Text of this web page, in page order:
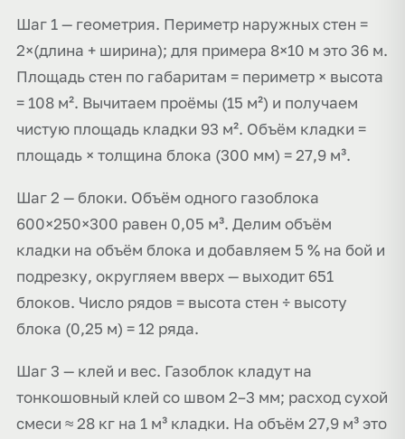
Шаг 1 — геометрия. Периметр наружных стен =
2×(длина + ширина); для примера 8×10 м это 36 м.
Площадь стен по габаритам = периметр × высота
= 108 м². Вычитаем проёмы (15 м²) и получаем
чистую площадь кладки 93 м². Объём кладки =
площадь × толщина блока (300 мм) = 27,9 м³.
Шаг 2 — блоки. Объём одного газоблока
600×250×300 равен 0,05 м³. Делим объём
кладки на объём блока и добавляем 5 % на бой и
подрезку, округляем вверх — выходит 651
блоков. Число рядов = высота стен ÷ высоту
блока (0,25 м) = 12 ряда.
Шаг 3 — клей и вес. Газоблок кладут на
тонкошовный клей со швом 2–3 мм; расход сухой
смеси ≈ 28 кг на 1 м³ кладки. На объём 27,9 м³ это